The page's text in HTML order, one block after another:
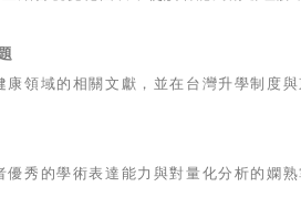
領域的相關文獻，並在台灣升學制度
秀的學術表達能力與對量化分析的嫻